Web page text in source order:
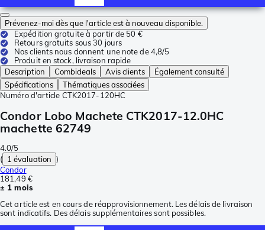
Prévenez-moi dès que l'article est à nouveau disponible.
Expédition gratuite à partir de 50 €
Retours gratuits sous 30 jours
Nos clients nous donnent une note de 4,8/5
Produit en stock, livraison rapide
Description
Combideals Avis clients
Également consulté
Spécifications
Thématiques associées
Numéro d'article CTK2017-120HC
Condor Lobo Machete CTK2017-12.0HC
machette 62749
4.0/5
( 1 évaluation )
Condor
181,49 €
± 1 mois
Cet article est en cours de réapprovisionnement. Les délais de livraison
sont indicatifs. Des délais supplémentaires sont possibles.